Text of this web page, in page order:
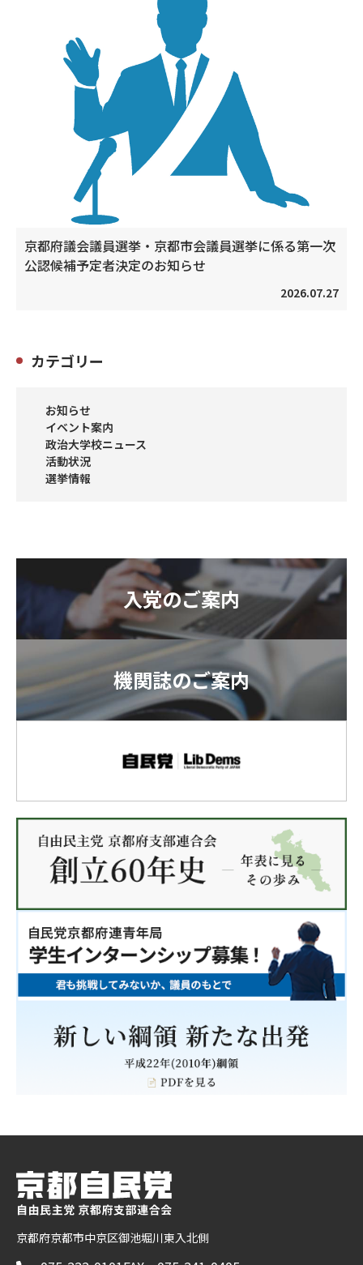
京都府議会議員選挙・京都市会議員選挙に係る第一次
公認候補予定者決定のお知らせ
2026.07.27
カテゴリー
お知らせ
イベント案内
政治大学校ニュース
活動状況
選挙情報
入党のご案内
機関誌のご案内
京都府京都市中京区御池堀川東入北側